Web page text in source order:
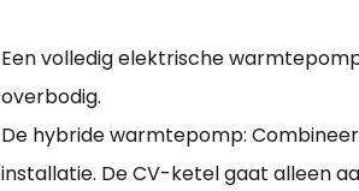
Een volledig elektrische
overbodig.
De hybride warmtepomp:
installatie. De CV-ketel gaat alleen